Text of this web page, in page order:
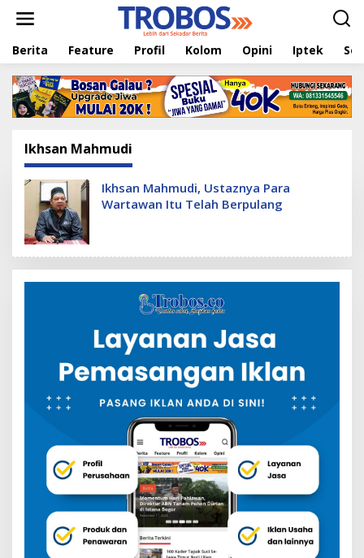
t
Berita Feature Profil Kolom Opini Iptek
Ikhsan Mahmudi
Ikhsan Mahmudi, Ustaznya Para
Wartawan Itu Telah Berpulang